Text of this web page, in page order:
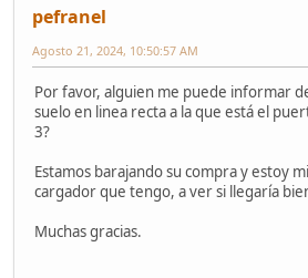
pefranel
Agosto 21, 2024, 10:50:57 AM
Por favor, alguien me puede informar
suelo en linea recta a la que está el
3?
Estamos barajando su compra y estoy
cargador que tengo, a ver si llegaría
Muchas gracias.